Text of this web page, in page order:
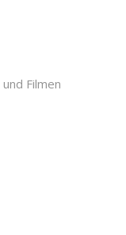
Filmen